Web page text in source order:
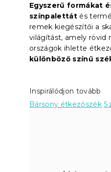
Egyszerű formákat
színpalettát és
remek kiegészítői a
világítást, amely rövid
országok ihlette
különböző színű
Inspirálódjon tovább
Bársony étkezőszék